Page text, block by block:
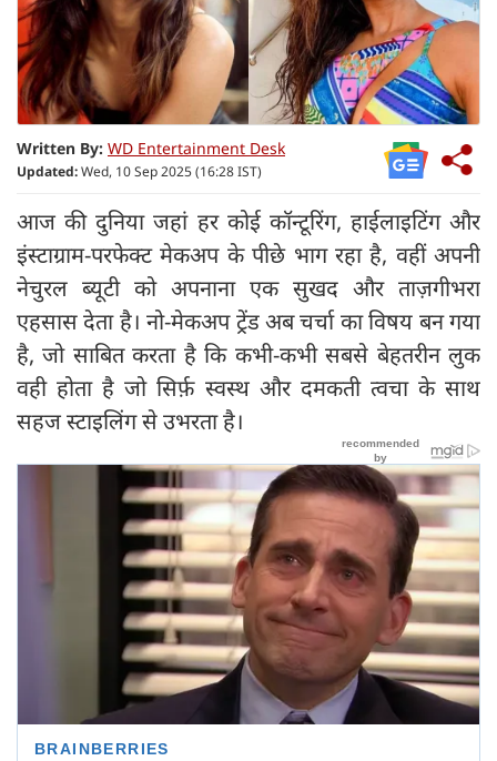
Written By: WD Entertainment Desk
Updated:Wed, 10 Sep 2025 (16:28 IST)
आज की दुनिया जहां हर कोई कॉन्टूरिंग, हाईलाइटिंग और
इंस्टाग्राम-परफेक्ट मेकअप के पीछे भाग रहा है, वहीं अपनी
नेचुरल ब्यूटी को अपनाना एक सुखद और ताज़गीभरा
एहसास देता है। नो-मेकअप ट्रेंड अब चर्चा का विषय बन गया
है, जो साबित करता है कि कभी-कभी सबसे बेहतरीन लुक
वही होता है जो सिर्फ़ स्वस्थ और दमकती त्वचा के साथ
सहज स्टाइलिंग से उभरता है।